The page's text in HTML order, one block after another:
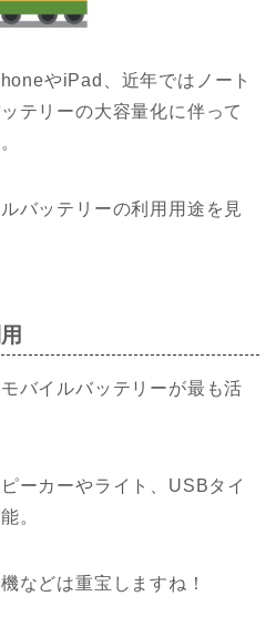
やiPad、近年ではノート
テリーの大容量化に伴って
バッテリーの利用用途を見
バイルバッテリーが最も活
ーカーやライト、USBタイ
。
などは重宝しますね！